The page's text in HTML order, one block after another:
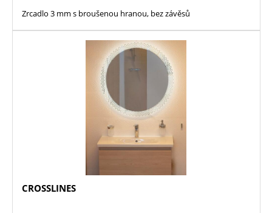
Zrcadlo 3 mm s broušenou hranou, bez závěsů
CROSSLINES